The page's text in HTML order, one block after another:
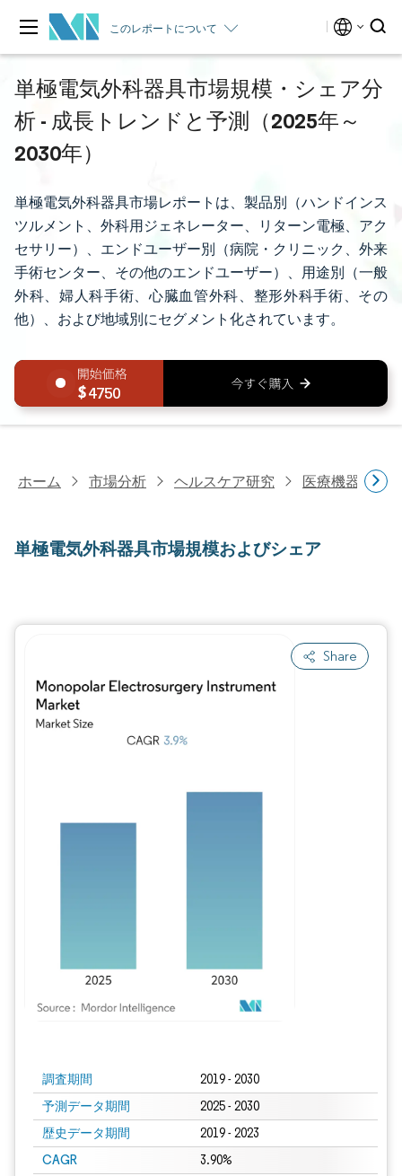
このレポートについて
単極電気外科器具市場規模・シェア分
析 - 成長トレンドと予測（2025年～
2030年）
単極電気外科器具市場レポートは、製品別（ハンドインス
ツルメント、外科用ジェネレーター、リターン電極、アク
セサリー）、エンドユーザー別（病院・クリニック、外来
手術センター、その他のエンドユーザー）、用途別（一般
外科、婦人科手術、心臓血管外科、整形外科手術、その
他）、および地域別にセグメント化されています。
4750
ホーム 市場分析 ヘルスケア研究 医療機器研究
単極電気外科器具市場規模およびシェア
Share
調査期間 2019 - 2030
予測データ期間 2025 - 2030
歴史データ期間 2019 - 2023
CAGR 3.90%